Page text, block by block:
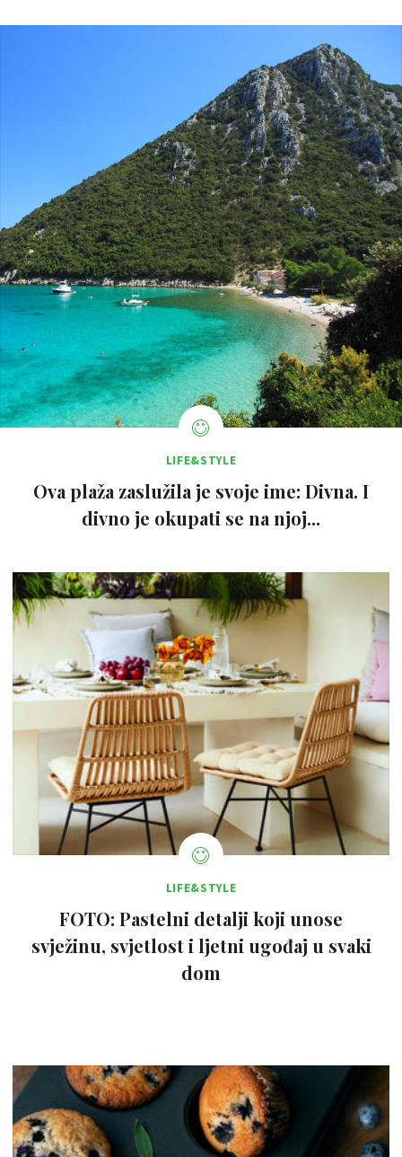
LIFE&STYLE
Ova plaža zaslužila je svoje ime: Divna. I
divno je okupati se na njoj...
LIFE&STYLE
FOTO: Pastelni detalji koji unose
svježinu, svjetlost i ljetni ugođaj u svaki
dom